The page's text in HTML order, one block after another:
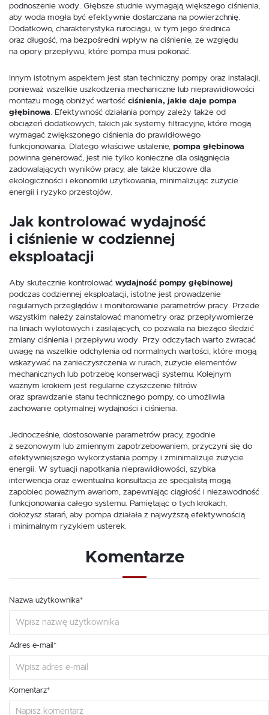
podnoszenie wody. Głębsze studnie wymagają większego ciśnienia,
aby woda mogła być efektywnie dostarczana na powierzchnię.
Dodatkowo, charakterystyka rurociągu, w tym jego średnica
oraz długość, ma bezpośredni wpływ na ciśnienie, ze względu
na opory przepływu, które pompa musi pokonać.
Innym istotnym aspektem jest stan techniczny pompy oraz instalacji,
ponieważ wszelkie uszkodzenia mechaniczne lub nieprawidłowości
montażu mogą obniżyć wartość ciśnienia, jakie daje pompa
głębinowa. Efektywność działania pompy zależy także od
obciążeń dodatkowych, takich jak systemy filtracyjne, które mogą
wymagać zwiększonego ciśnienia do prawidłowego
funkcjonowania. Dlatego właściwe ustalenie, pompa głębinowa
powinna generować, jest nie tylko konieczne dla osiągnięcia
zadowalających wyników pracy, ale także kluczowe dla
ekologiczności i ekonomiki użytkowania, minimalizując zużycie
energii i ryzyko przestojów.
Jak kontrolować wydajność
i ciśnienie w codziennej
eksploatacji
Aby skutecznie kontrolować wydajność pompy głębinowej
podczas codziennej eksploatacji, istotne jest prowadzenie
regularnych przeglądów i monitorowanie parametrów pracy. Przede
wszystkim należy zainstalować manometry oraz przepływomierze
na liniach wylotowych i zasilających, co pozwala na bieżąco śledzić
zmiany ciśnienia i przepływu wody. Przy odczytach warto zwracać
uwagę na wszelkie odchylenia od normalnych wartości, które mogą
wskazywać na zanieczyszczenia w rurach, zużycie elementów
mechanicznych lub potrzebę konserwacji systemu. Kolejnym
ważnym krokiem jest regularne czyszczenie filtrów
oraz sprawdzanie stanu technicznego pompy, co umożliwia
zachowanie optymalnej wydajności i ciśnienia.
Jednocześnie, dostosowanie parametrów pracy, zgodnie
z sezonowym lub zmiennym zapotrzebowaniem, przyczyni się do
efektywniejszego wykorzystania pompy i zminimalizuje zużycie
energii. W sytuacji napotkania nieprawidłowości, szybka
interwencja oraz ewentualna konsultacja ze specjalistą mogą
zapobiec poważnym awariom, zapewniając ciągłość i niezawodność
funkcjonowania całego systemu. Pamiętając o tych krokach,
dołożysz starań, aby pompa działała z najwyższą efektywnością
i minimalnym ryzykiem usterek.
Komentarze
Nazwa użytkownika*
Adres e-mail*
Komentarz*